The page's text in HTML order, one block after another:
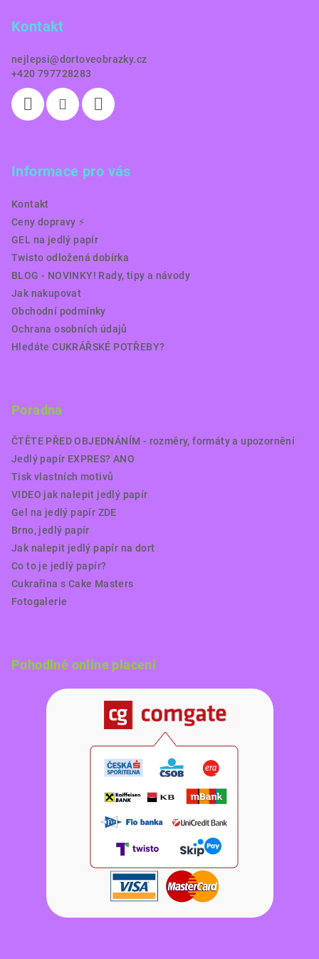
Kontakt
nejlepsi@dortoveobrazky.cz
+420 797728283
Informace pro vás
Kontakt
Ceny dopravy ⚡️
GEL na jedlý papír
Twisto odložená dobírka
BLOG - NOVINKY! Rady, tipy a návody
Jak nakupovat
Obchodní podmínky
Ochrana osobních údajů
Hledáte CUKRÁŘSKÉ POTŘEBY?
Poradna
ČTĚTE PŘED OBJEDNÁNÍM - rozměry, formáty a upozornění
Jedlý papír EXPRES? ANO
Tisk vlastních motivů
VIDEO jak nalepit jedlý papír
Gel na jedlý papír ZDE
Brno, jedlý papír
Jak nalepit jedlý papír na dort
Co to je jedlý papír?
Cukrařina s Cake Masters
Fotogalerie
Pohodlné online placení